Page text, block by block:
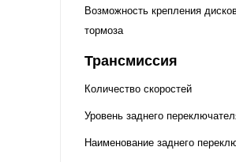
Возможность крепления
тормоза
Трансмиссия
Количество скоростей
Уровень заднего
Наименование заднего